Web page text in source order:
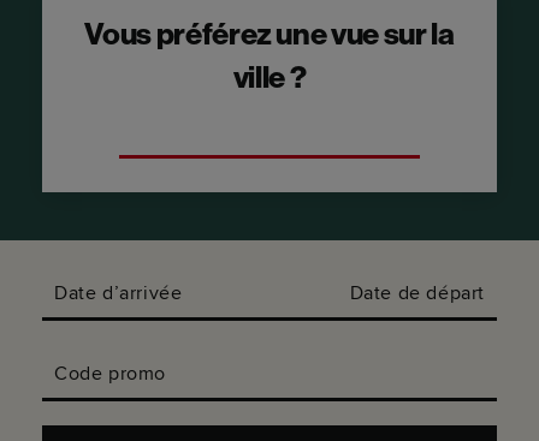
Vous préférez une vue sur la
ville ?
Date d’arrivée Date de départ
Code promo